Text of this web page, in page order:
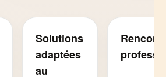
Solutions
adaptées
au